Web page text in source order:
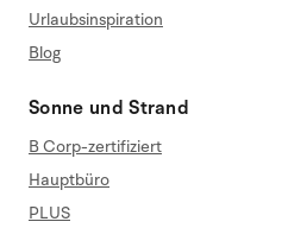
Urlaubsinspiration
Blog
Sonne und Strand
B Corp-zertifiziert
Hauptbüro
PLUS